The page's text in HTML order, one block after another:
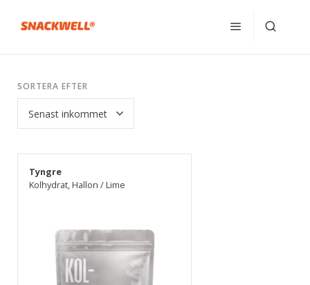
SORTERA EFTER
Tyngre
Kolhydrat, Hallon / Lime